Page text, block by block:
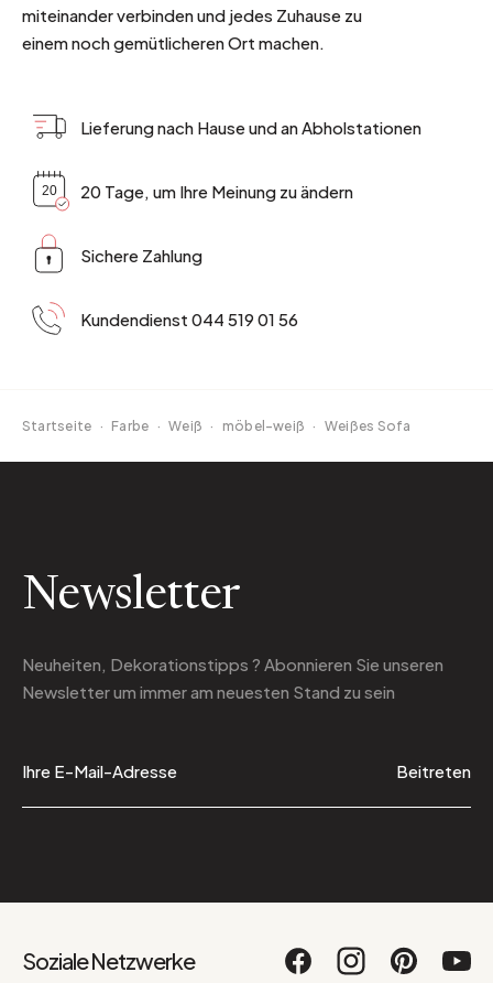
miteinander verbinden und jedes Zuhause zu
einem noch gemütlicheren Ort machen.
Lieferung nach Hause und an Abholstationen
20 Tage, um Ihre Meinung zu ändern
Sichere Zahlung
Kundendienst 044 519 01 56
Startseite · Farbe · Weiß · möbel-weiß · Weißes Sofa
Newsletter
Neuheiten, Dekorationstipps ? Abonnieren Sie unseren
Newsletterum immer am neuesten Stand zu sein
Beitreten
Soziale Netzwerke